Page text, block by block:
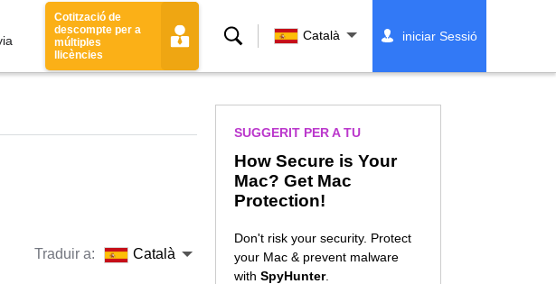
Cotització de
descompte per a
múltiples
llicències
Cerca Català iniciar Sessió
Traduir a: Català
SUGGERIT PER A TU
How Secure is Your
Mac? Get Mac
Protection!
Don't risk your security. Protect
your Mac & prevent malware
with SpyHunter.